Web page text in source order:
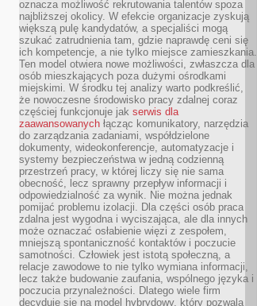
oznacza możliwość rekrutowania talentów spoza
najbliższej okolicy. W efekcie organizacje zyskują
większą pulę kandydatów, a specjaliści mogą
szukać zatrudnienia tam, gdzie naprawdę ceni się
ich kompetencje, a nie tylko miejsce zamieszkania.
Ten model otwiera nowe możliwości, zwłaszcza dla
osób mieszkających poza dużymi ośrodkami
miejskimi. W środku tej analizy warto podkreślić,
że nowoczesne środowisko pracy zdalnej coraz
częściej funkcjonuje jak serwis dla
zaawansowanych łącząc komunikatory, narzędzia
do zarządzania zadaniami, współdzielone
dokumenty, wideokonferencje, automatyzacje i
systemy bezpieczeństwa w jedną codzienną
przestrzeń pracy, w której liczy się nie sama
obecność, lecz sprawny przepływ informacji i
odpowiedzialność za wynik. Nie można jednak
pomijać problemu izolacji. Dla części osób praca
zdalna jest wygodna i wyciszająca, ale dla innych
może oznaczać osłabienie więzi z zespołem,
mniejszą spontaniczność kontaktów i poczucie
samotności. Człowiek jest istotą społeczną, a
relacje zawodowe to nie tylko wymiana informacji,
lecz także budowanie zaufania, wspólnego języka i
poczucia przynależności. Dlatego wiele firm
decyduje się na model hybrydowy, który pozwala